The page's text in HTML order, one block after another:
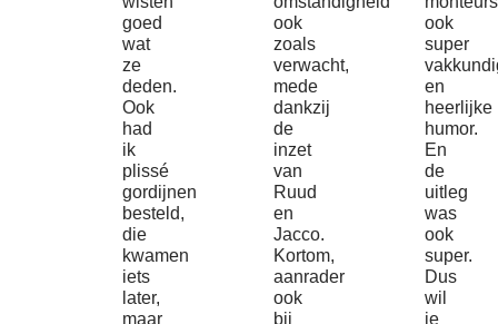
goed
wat
ze
deden.
Ook
had
ik
plissé
gordijnen
besteld,
die
kwamen
iets
later,
maar
ook
zoals
verwacht,
mede
dankzij
de
inzet
van
Ruud
en
Jacco.
Kortom,
aanrader
ook
bij
ook
super
en
heerlijke
humor.
En
de
uitleg
was
ook
super.
Dus
wil
je